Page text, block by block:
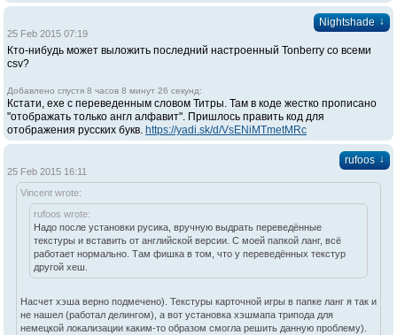
Nightshade ↓
25 Feb 2015 07:19
Кто-нибудь может выложить последний настроенный Tonberry со всеми
csv?
Добавлено спустя 8 часов 8 минут 26 секунд:
Кстати, exe c переведенным словом Титры. Там в коде жестко прописано
"отображать только англ алфавит". Пришлось править код для
отображения русских букв. https://yadi.sk/d/VsENiMTmetMRc
rufoos ↓
25 Feb 2015 16:11
Vincent wrote:
rufoos wrote:
Надо после установки русика, вручную выдрать переведённые
текстуры и вставить от английской версии. С моей папкой ланг, всё
работает нормально. Там фишка в том, что у переведённых текстур
другой хеш.
Насчет хэша верно подмечено). Текстуры карточной игры в папке ланг я так и
не нашел (работал делингом), а вот установка хэшмапа трипода для
немецкой локализации каким-то образом смогла решить данную проблему).